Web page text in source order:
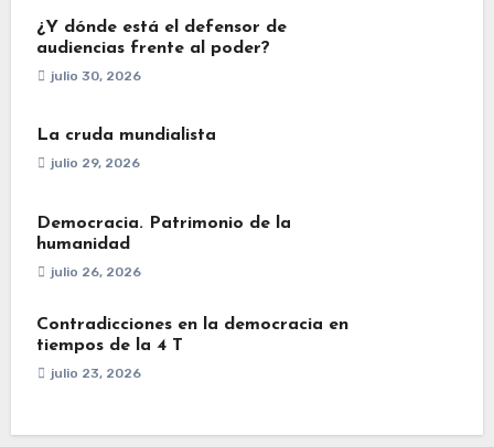
¿Y dónde está el defensor de
audiencias frente al poder?
julio 30, 2026
La cruda mundialista
julio 29, 2026
Democracia. Patrimonio de la
humanidad
julio 26, 2026
Contradicciones en la democracia en
tiempos de la 4 T
julio 23, 2026